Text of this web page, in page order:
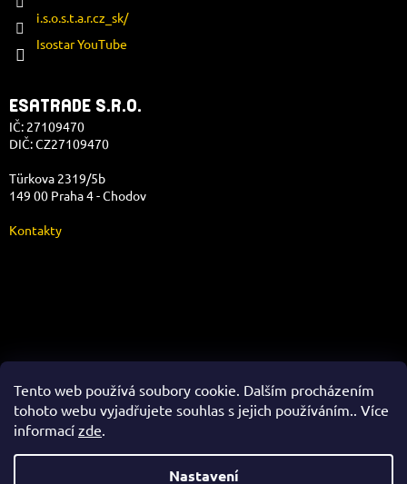
Tento web používá soubory cookie. Dalším procházením
tohoto webu vyjadřujete souhlas s jejich používáním.. Více
informací zde.
Nastavení
i.s.o.s.t.a.r.cz_sk/
Isostar YouTube
ESATRADE S.R.O.
IČ: 27109470
DIČ: CZ27109470
Türkova 2319/5b
149 00 Praha 4 - Chodov
Kontakty